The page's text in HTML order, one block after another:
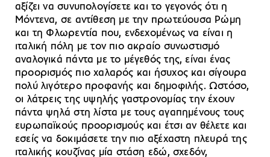
αξίζει να συνυπολογίσετε και το γεγονός ότι η
Μόντενα, σε αντίθεση με την πρωτεύουσα Ρώμη
και τη Φλωρεντία που, ενδεχομένως να είναι η
ιταλική πόλη με τον πιο ακραίο συνωστισμό
αναλογικά πάντα με το μέγεθός της, είναι ένας
προορισμός πιο χαλαρός και ήσυχος και σίγουρα
πολύ λιγότερο προφανής και δημοφιλής. Ωστόσο,
οι λάτρεις της υψηλής γαστρονομίας την έχουν
πάντα ψηλά στη λίστα με τους αγαπημένους τους
ευρωπαϊκούς προορισμούς και έτσι αν θέλετε και
εσείς να δοκιμάσετε την πιο αξέχαστη πλευρά της
ιταλικής κουζίνας μία στάση εδώ, σχεδόν,